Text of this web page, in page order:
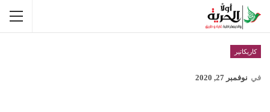
كاريكاتير
في نوفمبر 27, 2020